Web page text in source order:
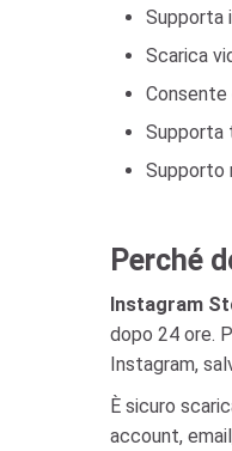
Supporta
Scarica
Consente
Supporta
Supporto
Perché
Instagram
dopo 24 ore.
Instagram,
È sicuro
account,